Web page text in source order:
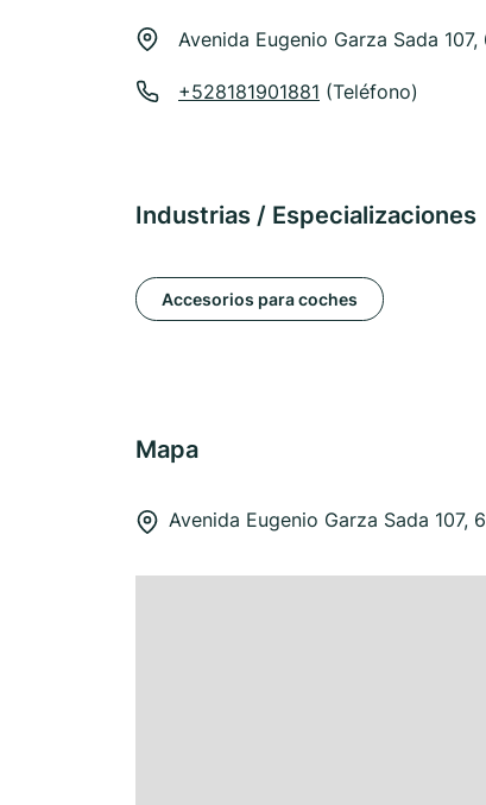
Avenida Eugenio Garza Sada
+528181901881 (Teléfono)
Industrias / Especializaciones
Accesorios para coches
Mapa
Avenida Eugenio Garza Sada 107,